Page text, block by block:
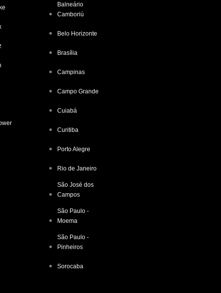
Balneário
Camboriú
Belo Horizonte
Brasília
Campinas
Campo Grande
Cuiabá
Curitiba
Porto Alegre
Rio de Janeiro
São José dos
Campos
São Paulo -
Moema
São Paulo -
Pinheiros
Sorocaba